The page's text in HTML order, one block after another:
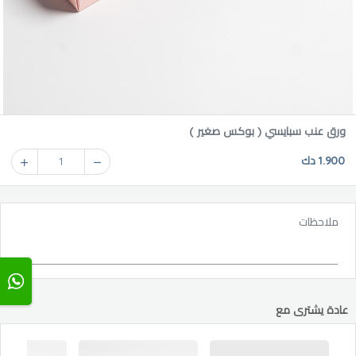
ورق عنب سبايسي ( بوكس صغير )
1.900 دك 1
ملاحظات
عادة يشترى مع